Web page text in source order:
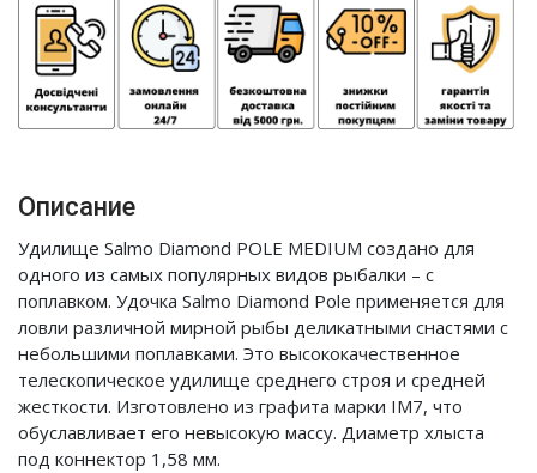
Описание
Удилище Salmo Diamond POLE MEDIUM создано для
одного из самых популярных видов рыбалки – с
поплавком. Удочка Salmo Diamond Pole применяется для
ловли различной мирной рыбы деликатными снастями с
небольшими поплавками. Это высококачественное
телескопическое удилище среднего строя и средней
жесткости. Изготовлено из графита марки IM7, что
обуславливает его невысокую массу. Диаметр хлыста
под коннектор 1,58 мм.